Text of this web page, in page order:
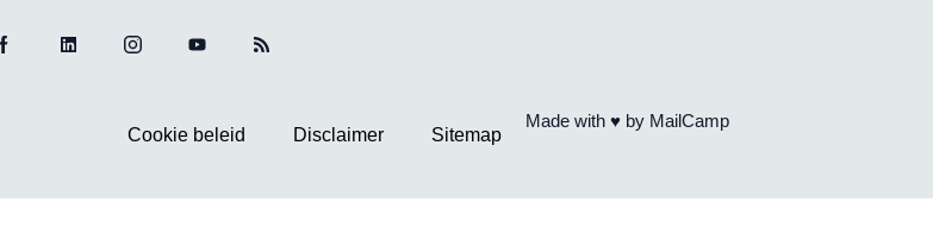
Cookie beleid Disclaimer Sitemap
Made with ♥ by MailCamp